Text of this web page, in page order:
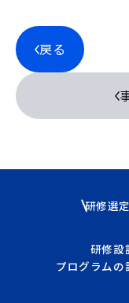
戻る
研修選
研修設
プログラムの